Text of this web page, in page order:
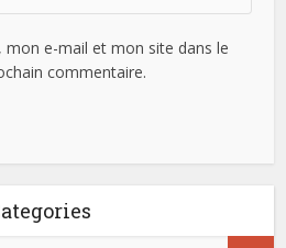
mon e-mail et mon site dans le
commentaire.